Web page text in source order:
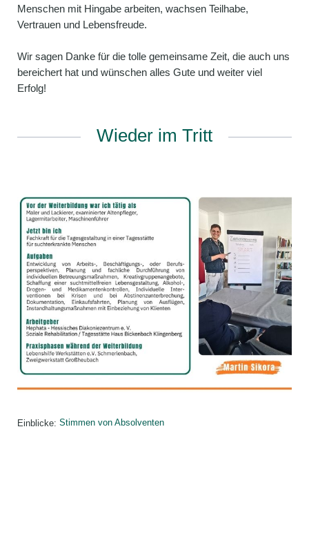
Menschen mit Hingabe arbeiten, wachsen Teilhabe,
Vertrauen und Lebensfreude.
Wir sagen Danke für die tolle gemeinsame Zeit, die auch uns
bereichert hat und wünschen alles Gute und weiter viel
Erfolg!
Wieder im Tritt
Einblicke: Stimmen von Absolventen